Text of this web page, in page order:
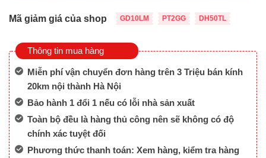
Mã giảm giá của shop GD10LM PT2GG DH50TL
Thông tin mua hàng
Miễn phí vận chuyển đơn hàng trên 3 Triệu bán kính
20km nội thành Hà Nội
Bảo hành 1 đổi 1 nếu có lỗi nhà sản xuất
Toàn bộ đều là hàng thủ công nên sẽ không có độ
chính xác tuyệt đối
Phương thức thanh toán: Xem hàng, kiểm tra hàng